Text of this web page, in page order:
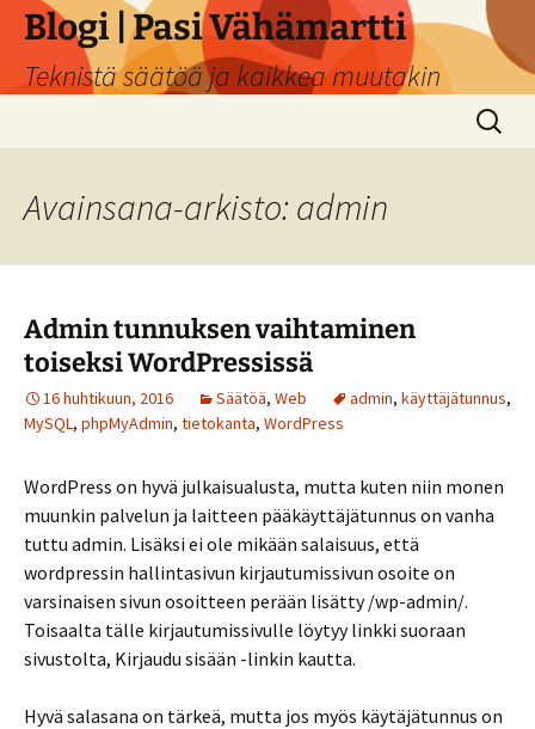
Siirry
sisältöön
Blogi | Pasi Vähämartti
Teknistä säätöä ja kaikkea muutakin
Haku:
Avainsana-arkisto: admin
Admin tunnuksen vaihtaminen
toiseksi WordPressissä
16 huhtikuun, 2016 Säätöä, Web admin, käyttäjätunnus,
MySQL, phpMyAdmin, tietokanta, WordPress
WordPress on hyvä julkaisualusta, mutta kuten niin monen
muunkin palvelun ja laitteen pääkäyttäjätunnus on vanha
tuttu admin. Lisäksi ei ole mikään salaisuus, että
wordpressin hallintasivun kirjautumissivun osoite on
varsinaisen sivun osoitteen perään lisätty /wp-admin/.
Toisaalta tälle kirjautumissivulle löytyy linkki suoraan
sivustolta, Kirjaudu sisään -linkin kautta.
Hyvä salasana on tärkeä, mutta jos myös käytäjätunnus on